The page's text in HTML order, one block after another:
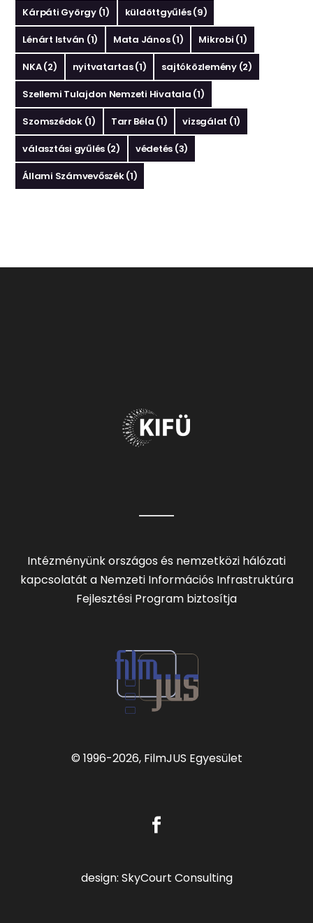
Kárpáti György(1) küldöttgyűlés(9)
Lénárt István (1) Mata János(1) Mikrobi (1)
NKA(2) nyitvatartas(1) sajtóközlemény(2)
Szellemi Tulajdon Nemzeti Hivatala (1)
Szomszédok(1) Tarr Béla (1) vizsgálat (1)
választási gyűlés (2) védetés (3)
Állami Számvevőszék(1)
Intézményünk országos és nemzetközi hálózati
kapcsolatát a Nemzeti Információs Infrastruktúra
Fejlesztési Program biztosítja
© 1996-2026, FilmJUS Egyesület
design: SkyCourt Consulting